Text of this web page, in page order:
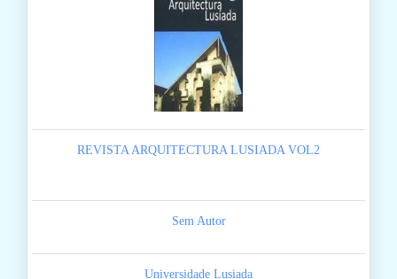
REVISTA ARQUITECTURA LUSIADA VOL2
Sem Autor
Universidade Lusiada